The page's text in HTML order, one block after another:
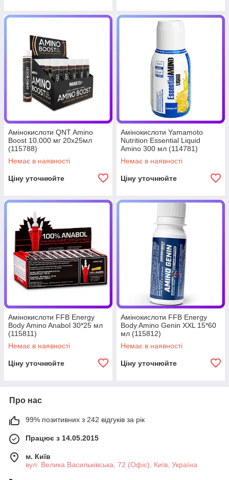
Амінокислоти QNT Amino
Boost 10.000 мг 20х25мл
(115788)
Немає в наявності
Ціну уточнюйте
Амінокислоти Yamamoto
Nutrition Essential Liquid
Amino 300 мл (114781)
Немає в наявності
Ціну уточнюйте
Амінокислоти FFB Energy
Body Amino Anabol 30*25 мл
(115811)
Немає в наявності
Ціну уточнюйте
Амінокислоти FFB Energy
Body Amino Genin XXL 15*60
мл (115812)
Немає в наявності
Ціну уточнюйте
Про нас
99% позитивних з 242 відгуків за рік
Працює з 14.05.2015
м. Київ
вул. Велика Васильківська, 72 (Офіс), Київ, Україна